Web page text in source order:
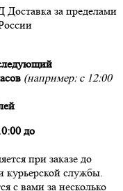
Доставка за пределами
(например: с 12:00
до
при заказе до
курьерской службы.
с вами за несколько